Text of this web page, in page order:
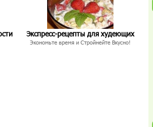
Экспресс-рецепты для худеющих
Экономьте время и Стройнейте Вкусно!